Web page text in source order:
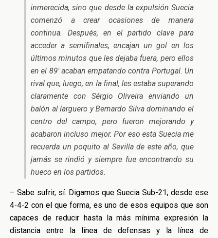
inmerecida, sino que desde la expulsión Suecia
comenzó a crear ocasiones de manera
continua. Después, en el partido clave para
acceder a semifinales, encajan un gol en los
últimos minutos que les dejaba fuera, pero ellos
en el 89′ acaban empatando contra Portugal. Un
rival que, luego, en la final, les estaba superando
claramente con Sérgio Oliveira enviando un
balón al larguero y Bernardo Silva dominando el
centro del campo, pero fueron mejorando y
acabaron incluso mejor. Por eso esta Suecia me
recuerda un poquito al Sevilla de este año, que
jamás se rindió y siempre fue encontrando su
hueco en los partidos.
– Sabe sufrir, sí. Digamos que Suecia Sub-21, desde ese
4-4-2 con el que forma, es uno de esos equipos que son
capaces de reducir hasta la más mínima expresión la
distancia entre la línea de defensas y la línea de